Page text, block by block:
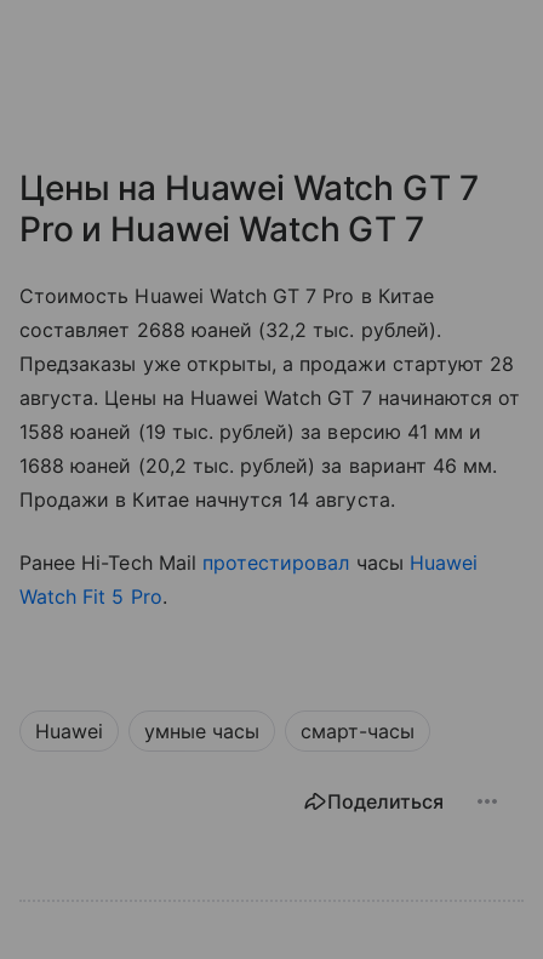
Цены на Huawei Watch GT 7
Pro и Huawei Watch GT 7
Стоимость Huawei Watch GT 7 Pro в Китае
составляет 2688 юаней (32,2 тыс. рублей).
Предзаказы уже открыты, а продажи стартуют 28
августа. Цены на Huawei Watch GT 7 начинаются от
1588 юаней (19 тыс. рублей) за версию 41 мм и
1688 юаней (20,2 тыс. рублей) за вариант 46 мм.
Продажи в Китае начнутся 14 августа.
Ранее Hi-Tech Mail протестировал часы Huawei
Watch Fit 5 Pro.
Huawei умные часы смарт-часы
Поделиться